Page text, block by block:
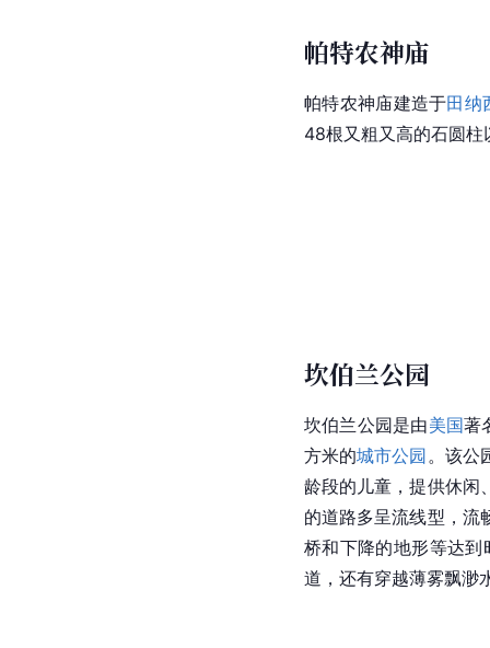
帕特农神庙
帕特农神庙建造于田纳
48根又粗又高的石圆
坎伯兰公园
坎伯兰公园是由美国著
方米的城市公园。该公
龄段的儿童，提供休闲
的道路多呈流线型，流
桥和下降的地形等达
道，还有穿越薄雾飘渺